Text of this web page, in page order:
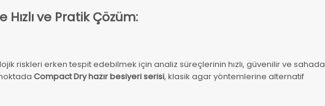
ve Pratik Çözüm:
riskleri erken tespit edebilmek için analiz süreçlerinin hızlı, güvenilir ve sahada
Compact Dry hazır besiyeri serisi, klasik agar yöntemlerine alternatif